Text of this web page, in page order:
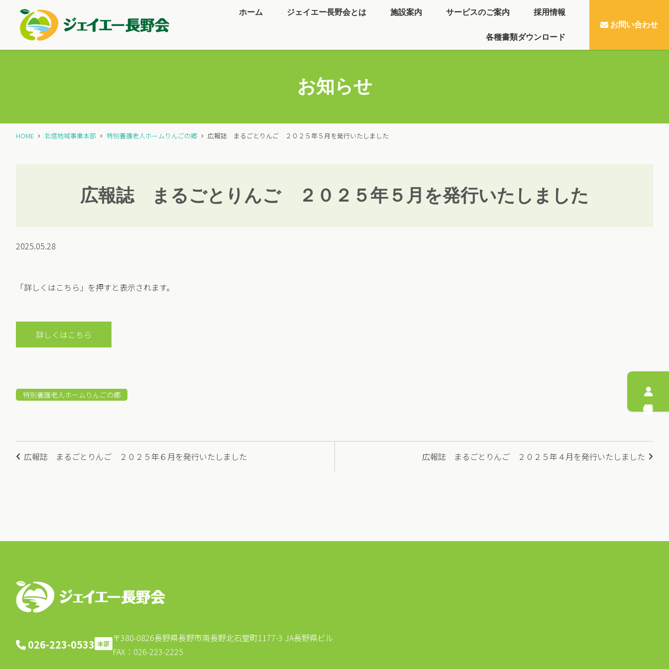
ホーム ジェイエー長野会とは 施設案内 サービスのご案内 採用情報
各種書類ダウンロード
お問い合わせ
お知らせ
HOME 北信地域事業本部 特別養護老人ホームりんごの郷 広報誌 まるごとりんご ２０２５年５月を発行いたしました
広報誌 まるごとりんご ２０２５年５月を発行いたしました
2025.05.28
「詳しくはこちら」を押すと表示されます。
詳しくはこちら
特別養護老人ホームりんごの郷
投
ゲ
シ
ョ
広報誌 まるごとりんご ２０２５年４月を発行いたしました
広報誌 まるごとりんご ２０２５年６月を発行いたしました
026-223-0533 本部
〒380-0826長野県長野市南長野北石堂町1177-3 JA長野県ビル
FAX：026-223-2225